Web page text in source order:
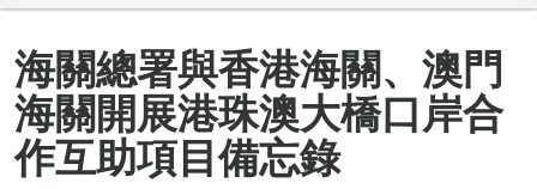
海關總署與香港海關、澳門
海關開展港珠澳大橋口岸合
作互助項目備忘錄